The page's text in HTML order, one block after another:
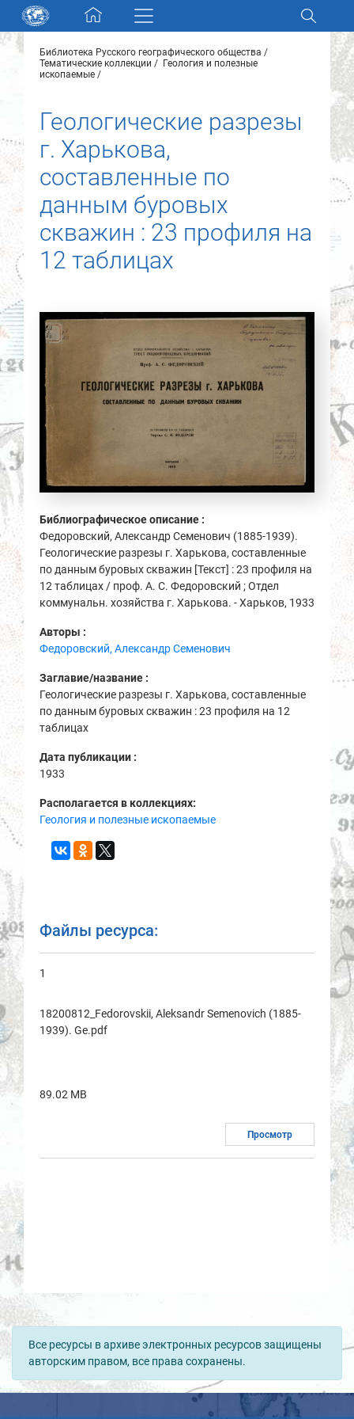
Skip navigation
Разделы и коллекции
Новости
О нас
Контакты
Партнеры
Библиотека Русского географического общества
Тематические коллекции
Геология и полезные
ископаемые
Геологические разрезы
г. Харькова,
составленные по
данным буровых
скважин : 23 профиля на
12 таблицах
Библиографическое описание :
Федоровский, Александр Семенович (1885-1939).
Геологические разрезы г. Харькова, составленные
по данным буровых скважин [Текст] : 23 профиля на
12 таблицах / проф. А. С. Федоровский ; Отдел
коммунальн. хозяйства г. Харькова. - Харьков, 1933
Авторы :
Федоровский, Александр Семенович
Заглавие/название :
Геологические разрезы г. Харькова, составленные
по данным буровых скважин : 23 профиля на 12
таблицах
Дата публикации :
1933
Располагается в коллекциях:
Геология и полезные ископаемые
Файлы ресурса:
1
18200812_Fedorovskii, Aleksandr Semenovich (1885-
1939). Ge.pdf
89.02 MB
Просмотр
Все ресурсы в архиве электронных ресурсов защищены
авторским правом, все права сохранены.